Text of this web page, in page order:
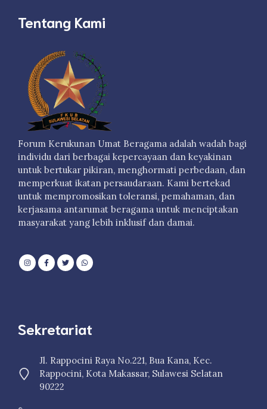
Tentang Kami
Forum Kerukunan Umat Beragama adalah wadah bagi
individu dari berbagai kepercayaan dan keyakinan
untuk bertukar pikiran, menghormati perbedaan, dan
memperkuat ikatan persaudaraan. Kami bertekad
untuk mempromosikan toleransi, pemahaman, dan
kerjasama antarumat beragama untuk menciptakan
masyarakat yang lebih inklusif dan damai.
Sekretariat
Jl. Rappocini Raya No.221, Bua Kana, Kec.
Rappocini, Kota Makassar, Sulawesi Selatan
90222